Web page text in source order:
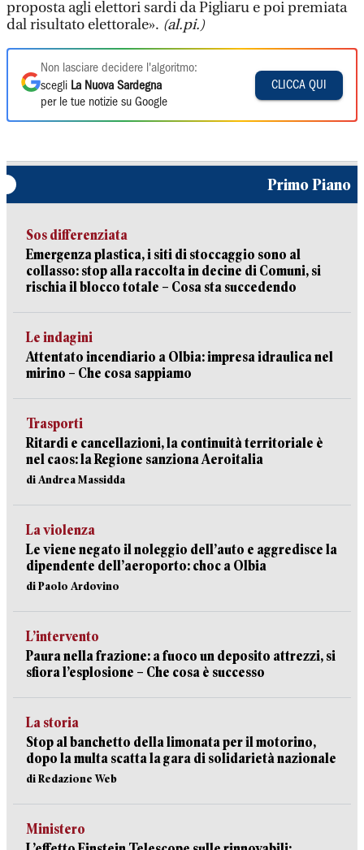
proposta agli elettori sardi da Pigliaru e poi premiata
dal risultato elettorale». (al.pi.)
Non lasciare decidere l'algoritmo:
scegli La Nuova Sardegna
per le tue notizie su Google
CLICCA QUI
Primo Piano
Sos differenziata
Emergenza plastica, i siti di stoccaggio sono al
collasso: stop alla raccolta in decine di Comuni, si
rischia il blocco totale – Cosa sta succedendo
Le indagini
Attentato incendiario a Olbia: impresa idraulica nel
mirino – Che cosa sappiamo
Trasporti
Ritardi e cancellazioni, la continuità territoriale è
nel caos: la Regione sanziona Aeroitalia
di Andrea Massidda
La violenza
Le viene negato il noleggio dell’auto e aggredisce la
dipendente dell’aeroporto: choc a Olbia
di Paolo Ardovino
L’intervento
Paura nella frazione: a fuoco un deposito attrezzi, si
sfiora l’esplosione – Che cosa è successo
La storia
Stop al banchetto della limonata per il motorino,
dopo la multa scatta la gara di solidarietà nazionale
di Redazione Web
Ministero